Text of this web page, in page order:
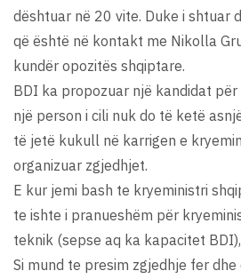
dështuar në 20 vite. Duke i shtuar
që është në kontakt me Nikolla
kundër opozitës shqiptare.
BDI ka propozuar një kandidat
një person i cili nuk do të ketë
të jetë kukull në karrigen e
organizuar zgjedhjet.
E kur jemi bash te kryeministri
te ishte i pranueshëm për
teknik (sepse aq ka kapacitet
Si mund te presim zgjedhje fer